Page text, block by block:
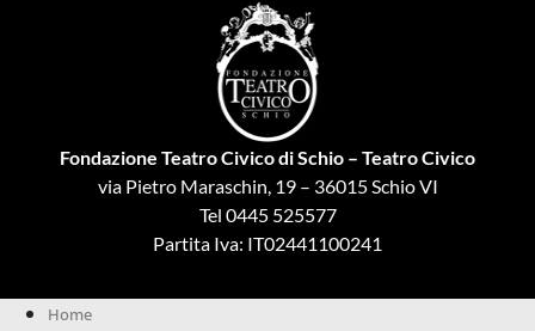
Fondazione Teatro Civico di Schio – Teatro Civico
via Pietro Maraschin, 19 – 36015 Schio VI
Tel 0445 525577
Partita Iva: IT02441100241
Home